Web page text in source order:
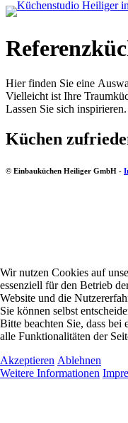
Hier finden Sie eine
Vielleicht ist Ihre
Lassen Sie sich inspirieren.
Küchen
© Einbauküchen Heiliger GmbH -
Wir nutzen Cookies auf
essenziell für den Betrieb
Website und die
Sie können selbst
Bitte beachten Sie, dass
alle Funktionalitäten der
Akzeptieren Ablehnen
Weitere Informationen